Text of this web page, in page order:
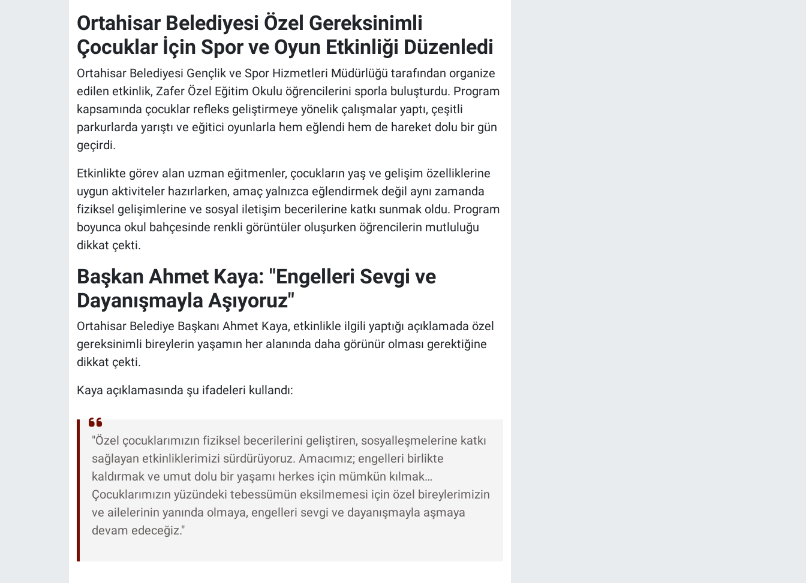
Ortahisar Belediyesi Özel Gereksinimli
Çocuklar İçin Spor ve Oyun Etkinliği Düzenledi
Ortahisar Belediyesi Gençlik ve Spor Hizmetleri Müdürlüğü tarafından organize
edilen etkinlik, Zafer Özel Eğitim Okulu öğrencilerini sporla buluşturdu. Program
kapsamında çocuklar refleks geliştirmeye yönelik çalışmalar yaptı, çeşitli
parkurlarda yarıştı ve eğitici oyunlarla hem eğlendi hem de hareket dolu bir gün
geçirdi.
Etkinlikte görev alan uzman eğitmenler, çocukların yaş ve gelişim özelliklerine
uygun aktiviteler hazırlarken, amaç yalnızca eğlendirmek değil aynı zamanda
fiziksel gelişimlerine ve sosyal iletişim becerilerine katkı sunmak oldu. Program
boyunca okul bahçesinde renkli görüntüler oluşurken öğrencilerin mutluluğu
dikkat çekti.
Başkan Ahmet Kaya: "Engelleri Sevgi ve
Dayanışmayla Aşıyoruz"
Ortahisar Belediye Başkanı Ahmet Kaya, etkinlikle ilgili yaptığı açıklamada özel
gereksinimli bireylerin yaşamın her alanında daha görünür olması gerektiğine
dikkat çekti.
Kaya açıklamasında şu ifadeleri kullandı:
"Özel çocuklarımızın fiziksel becerilerini geliştiren, sosyalleşmelerine katkı
sağlayan etkinliklerimizi sürdürüyoruz. Amacımız; engelleri birlikte
kaldırmak ve umut dolu bir yaşamı herkes için mümkün kılmak…
Çocuklarımızın yüzündeki tebessümün eksilmemesi için özel bireylerimizin
ve ailelerinin yanında olmaya, engelleri sevgi ve dayanışmayla aşmaya
devam edeceğiz."